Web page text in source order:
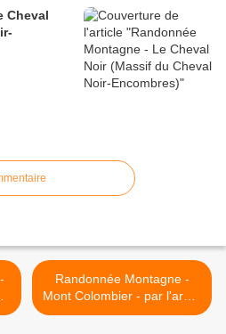
Cheval
Randonnée Montagne -
Mont Colombier - par l'arête
SW (Bauges) >